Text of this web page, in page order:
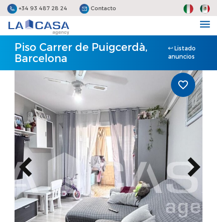
+34 93 487 28 24 Contacto
Piso Carrer de Puigcerdà,
Barcelona
Listado
anuncios